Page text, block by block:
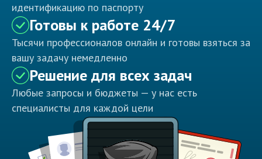
идентификацию по паспорту
Готовы к работе 24/7
Тысячи профессионалов онлайн и готовы взяться за
вашу задачу немедленно
Решение для всех задач
Любые запросы и бюджеты — у нас есть
специалисты для каждой цели